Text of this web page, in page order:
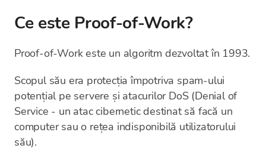
Ce este Proof-of-Work?
Proof-of-Work este un algoritm dezvoltat în 1993.
Scopul său era protecția împotriva spam-ului
potențial pe servere și atacurilor DoS (Denial of
Service - un atac cibernetic destinat să facă un
computer sau o rețea indisponibilă utilizatorului
său).